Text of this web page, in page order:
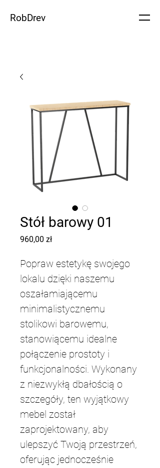
RobDrev
Stół barowy 01
960,00 złCena
Popraw estetykę swojego
lokalu dzięki naszemu
oszałamiającemu
minimalistycznemu
stolikowi barowemu,
stanowiącemu idealne
połączenie prostoty i
funkcjonalności. Wykonany
z niezwykłą dbałością o
szczegóły, ten wyjątkowy
mebel został
zaprojektowany, aby
ulepszyć Twoją przestrzeń,
oferując jednocześnie